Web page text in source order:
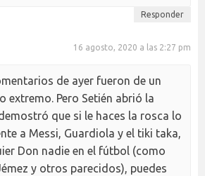
Responder
16 agosto, 2020 a las 2:27 pm
de ayer fueron de un
extremo. Pero Setién abrió la
que si le haces la rosca lo
a Messi, Guardiola y el tiki taka,
Don nadie en el fútbol (como
y otros parecidos), puedes